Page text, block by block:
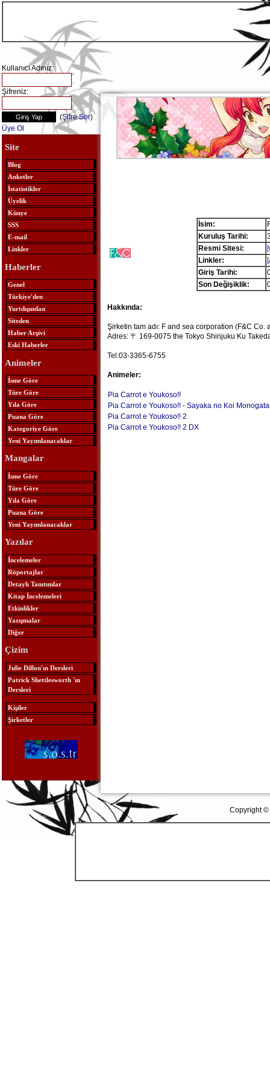
Kullanıcı Adınız:
Şifreniz:
(Şifre Sor)
Üye Ol
Site
Blog
Anketler
İstatistikler
Üyelik
Künye
SSS
E-mail
Linkler
Haberler
Genel
Türkiye'den
Yurtdışından
Siteden
Haber Arşivi
Eski Haberler
Animeler
İsme Göre
Türe Göre
Yıla Göre
Puana Göre
Kategoriye Göre
Yeni Yayımlanacaklar
Mangalar
İsme Göre
Türe Göre
Yıla Göre
Puana Göre
Yeni Yayımlanacaklar
Yazılar
İncelemeler
Röportajlar
Detaylı Tanıtımlar
Kitap İncelemeleri
Etkinlikler
Yazışmalar
Diğer
Çizim
Julie Dillon'ın Dersleri
Patrick Shettlesworth 'ın
Dersleri
Kişiler
Şirketler
İsim:
Kuruluş Tarihi:
Resmi Sitesi:
Linkler:
Giriş Tarihi:
Son Değişiklik:
Hakkında:
Şirketin tam adı: F and sea corporation (F&C Co.
Adres: 〒 169-0075 the Tokyo Shinjuku Ku
Tel:03-3365-6755
Animeler:
Pia Carrot e Youkoso!!
Pia Carrot e Youkoso!! - Sayaka no Koi
Pia Carrot e Youkoso!! 2
Pia Carrot e Youkoso!! 2 DX
Copyright ©